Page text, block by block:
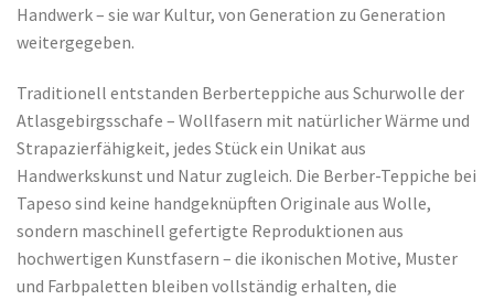
Handwerk – sie war Kultur, von Generation zu Generation
weitergegeben.
Traditionell entstanden Berberteppiche aus Schurwolle der
Atlasgebirgsschafe – Wollfasern mit natürlicher Wärme und
Strapazierfähigkeit, jedes Stück ein Unikat aus
Handwerkskunst und Natur zugleich. Die Berber-Teppiche bei
Tapeso sind keine handgeknüpften Originale aus Wolle,
sondern maschinell gefertigte Reproduktionen aus
hochwertigen Kunstfasern – die ikonischen Motive, Muster
und Farbpaletten bleiben vollständig erhalten, die